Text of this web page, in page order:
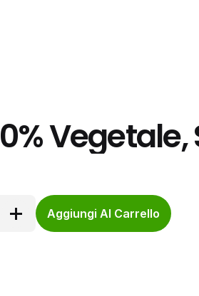
Vegetale,
Aggiungi Al Carrello